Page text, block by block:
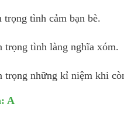
trọng tình cảm bạn bè.
trọng tình làng nghĩa xóm.
trọng những kỉ niệm khi
A